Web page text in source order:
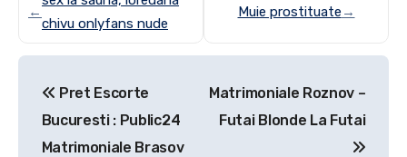
←
chivu onlyfans nude
Muie prostituate →
navigation
Pret Escorte
Bucuresti : Public24
Matrimoniale Brasov
Matrimoniale Roznov –
Futai Blonde La Futai